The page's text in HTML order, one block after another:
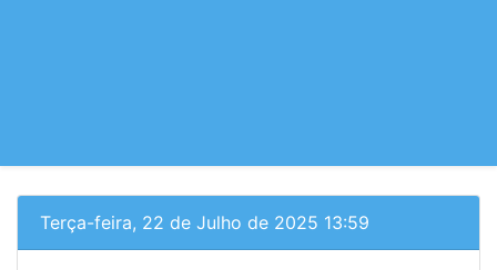
Terça-feira, 22 de Julho de 2025 13:59